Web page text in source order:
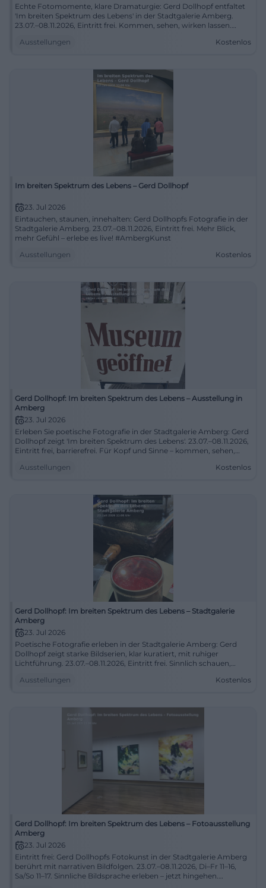
Echte Fotomomente, klare Dramaturgie: Gerd Dollhopf entfaltet
'Im breiten Spektrum des Lebens' in der Stadtgalerie Amberg.
23.07.–08.11.2026, Eintritt frei. Kommen, sehen, wirken lassen.
Ausstellungen
Kostenlos
Im breiten Spektrum des Lebens – Gerd Dollhopf
23. Jul 2026
Eintauchen, staunen, innehalten: Gerd Dollhopfs Fotografie in der
Stadtgalerie Amberg. 23.07.–08.11.2026, Eintritt frei. Mehr Blick,
mehr Gefühl – erlebe es live! #AmbergKunst
Ausstellungen
Kostenlos
Gerd Dollhopf: Im breiten Spektrum des Lebens – Ausstellung in
Amberg
23. Jul 2026
Erleben Sie poetische Fotografie in der Stadtgalerie Amberg: Gerd
Dollhopf zeigt 'Im breiten Spektrum des Lebens'. 23.07.–08.11.2026,
Eintritt frei, barrierefrei. Für Kopf und Sinne – kommen, sehen,
Ausstellungen
Kostenlos
Gerd Dollhopf: Im breiten Spektrum des Lebens – Stadtgalerie
Amberg
23. Jul 2026
Poetische Fotografie erleben in der Stadtgalerie Amberg: Gerd
Dollhopf zeigt starke Bildserien, klar kuratiert, mit ruhiger
Lichtführung. 23.07.–08.11.2026, Eintritt frei. Sinnlich schauen,
Ausstellungen
Kostenlos
Gerd Dollhopf: Im breiten Spektrum des Lebens – Fotoausstellung
Amberg
23. Jul 2026
Eintritt frei: Gerd Dollhopfs Fotokunst in der Stadtgalerie Amberg
berührt mit narrativen Bildfolgen. 23.07.–08.11.2026, Di–Fr 11–16,
Sa/So 11–17. Sinnliche Bildsprache erleben – jetzt hingehen.